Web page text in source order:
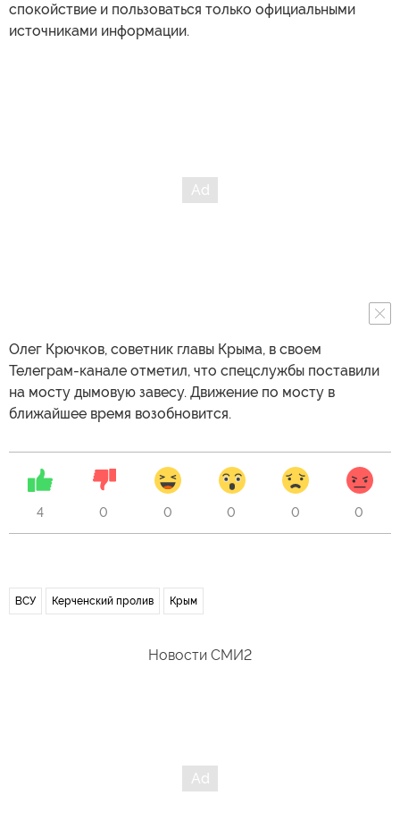
спокойствие и пользоваться только официальными
источниками информации.
Олег Крючков, советник главы Крыма, в своем
Телеграм-канале отметил, что спецслужбы поставили
на мосту дымовую завесу. Движение по мосту в
ближайшее время возобновится.
4 0 0 0 0 0
ВСУ Керченский пролив Крым
Новости СМИ2